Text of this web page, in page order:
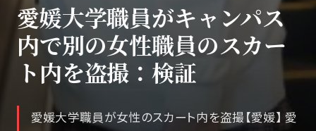
愛媛大学職員がキャンパス
内で別の女性職員のスカー
ト内を盗撮：検証
愛媛大学職員が女性のスカート内を盗撮【愛媛】 愛